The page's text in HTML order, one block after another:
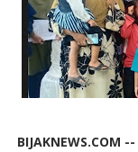
BIJAKNEWS.COM --